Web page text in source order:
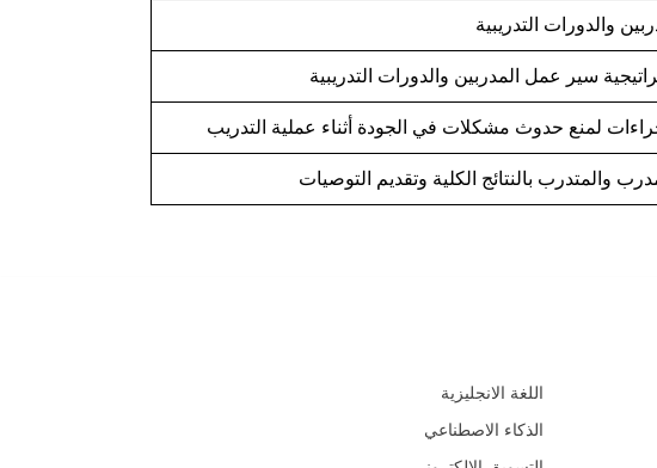
والدورات التدريبية
سير عمل المدربين والدورات التدريبية
لمنع حدوث مشكلات في الجودة أثناء عملية التدريب
والمتدرب بالنتائج الكلية وتقديم التوصيات
اللغة الانجليزية
الذكاء الاصطناعي